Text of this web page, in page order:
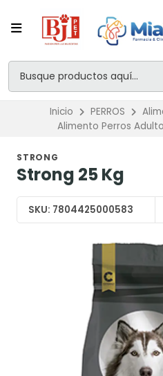
Inicio PERROS
Alimento Perros
STRONG
Strong 25 Kg
SKU: 7804425000583